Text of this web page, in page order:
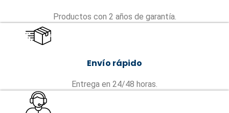
Productos con 2 años de garantía.
Envío rápido
Entrega en 24/48 horas.